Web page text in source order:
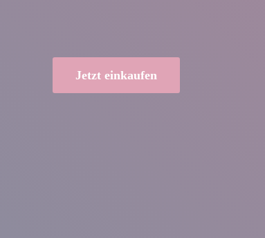
Jetzt einkaufen